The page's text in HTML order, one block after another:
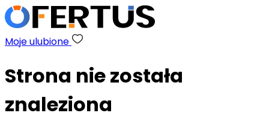
Moje ulubione
Strona nie została
znaleziona